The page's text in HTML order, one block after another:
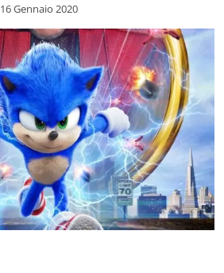
16 Gennaio 2020